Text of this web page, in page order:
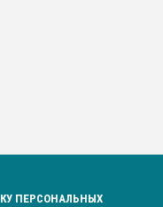
ПЕРСОНАЛЬНЫХ